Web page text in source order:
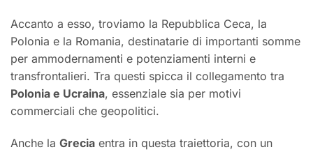
Accanto a esso, troviamo la Repubblica Ceca, la
Polonia e la Romania, destinatarie di importanti somme
per ammodernamenti e potenziamenti interni e
transfrontalieri. Tra questi spicca il collegamento tra
Polonia e Ucraina, essenziale sia per motivi
commerciali che geopolitici.
Anche la Grecia entra in questa traiettoria, con un